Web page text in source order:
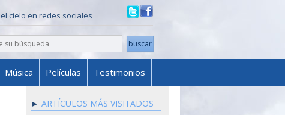
cielo en redes sociales
Música Películas Testimonios
ARTÍCULOS MÁS VISITADOS